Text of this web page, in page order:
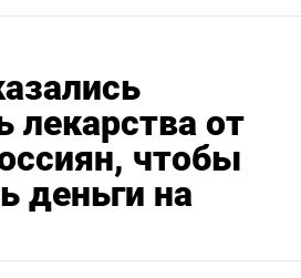
лекарства от
чтобы
деньги на